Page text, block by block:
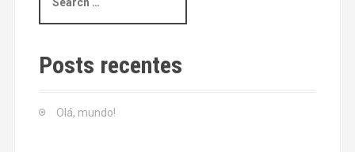
a
c
h
Posts recentes
Olá, mundo!